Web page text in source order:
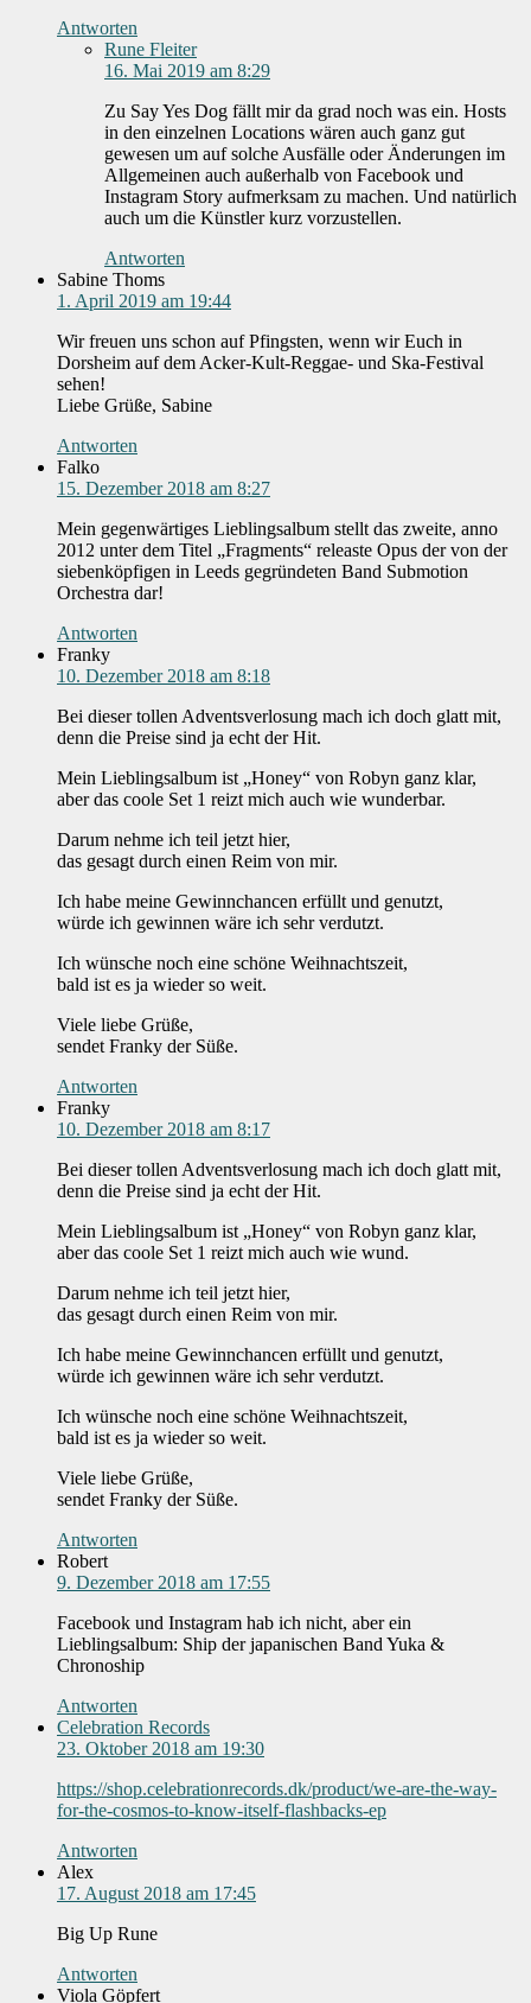
Antworten
Rune Fleiter
16. Mai 2019 am 8:29
Zu Say Yes Dog fällt mir da grad noch was ein. Hosts
in den einzelnen Locations wären auch ganz gut
gewesen um auf solche Ausfälle oder Änderungen im
Allgemeinen auch außerhalb von Facebook und
Instagram Story aufmerksam zu machen. Und natürlich
auch um die Künstler kurz vorzustellen.
Antworten
Sabine Thoms
1. April 2019 am 19:44
Wir freuen uns schon auf Pfingsten, wenn wir Euch in
Dorsheim auf dem Acker-Kult-Reggae- und Ska-Festival
sehen!
Liebe Grüße, Sabine
Antworten
Falko
15. Dezember 2018 am 8:27
Mein gegenwärtiges Lieblingsalbum stellt das zweite, anno
2012 unter dem Titel „Fragments“ releaste Opus der von der
siebenköpfigen in Leeds gegründeten Band Submotion
Orchestra dar!
Antworten
Franky
10. Dezember 2018 am 8:18
Bei dieser tollen Adventsverlosung mach ich doch glatt mit,
denn die Preise sind ja echt der Hit.
Mein Lieblingsalbum ist „Honey“ von Robyn ganz klar,
aber das coole Set 1 reizt mich auch wie wunderbar.
Darum nehme ich teil jetzt hier,
das gesagt durch einen Reim von mir.
Ich habe meine Gewinnchancen erfüllt und genutzt,
würde ich gewinnen wäre ich sehr verdutzt.
Ich wünsche noch eine schöne Weihnachtszeit,
bald ist es ja wieder so weit.
Viele liebe Grüße,
sendet Franky der Süße.
Antworten
Franky
10. Dezember 2018 am 8:17
Bei dieser tollen Adventsverlosung mach ich doch glatt mit,
denn die Preise sind ja echt der Hit.
Mein Lieblingsalbum ist „Honey“ von Robyn ganz klar,
aber das coole Set 1 reizt mich auch wie wund.
Darum nehme ich teil jetzt hier,
das gesagt durch einen Reim von mir.
Ich habe meine Gewinnchancen erfüllt und genutzt,
würde ich gewinnen wäre ich sehr verdutzt.
Ich wünsche noch eine schöne Weihnachtszeit,
bald ist es ja wieder so weit.
Viele liebe Grüße,
sendet Franky der Süße.
Antworten
Robert
9. Dezember 2018 am 17:55
Facebook und Instagram hab ich nicht, aber ein
Lieblingsalbum: Ship der japanischen Band Yuka &
Chronoship
Antworten
Celebration Records
23. Oktober 2018 am 19:30
https://shop.celebrationrecords.dk/product/we-are-the-way-
for-the-cosmos-to-know-itself-flashbacks-ep
Antworten
Alex
17. August 2018 am 17:45
Big Up Rune
Antworten
Viola Göpfert